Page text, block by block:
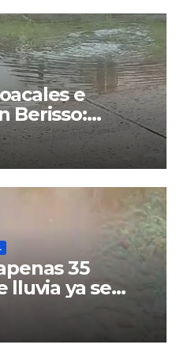
e
Berisso:
en la calle
35
lluvia ya se